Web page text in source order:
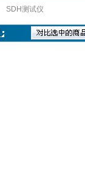
SDH测试仪